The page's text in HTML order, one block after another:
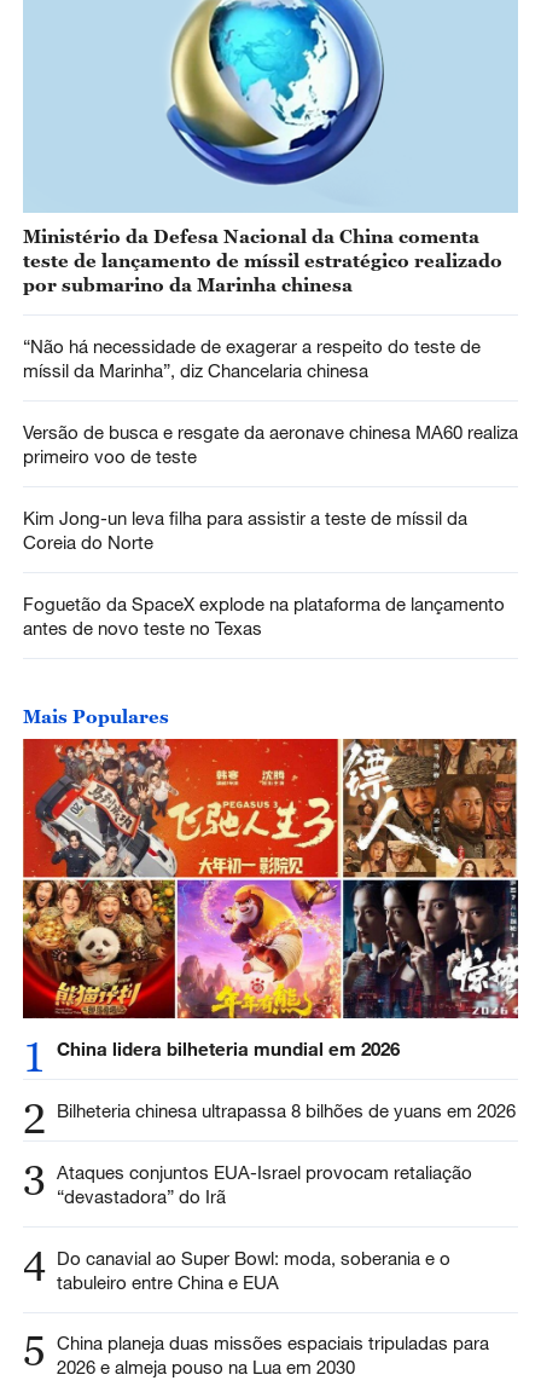
Ministério da Defesa Nacional da China comenta
teste de lançamento de míssil estratégico realizado
por submarino da Marinha chinesa
“Não há necessidade de exagerar a respeito do teste de
míssil da Marinha”, diz Chancelaria chinesa
Versão de busca e resgate da aeronave chinesa MA60 realiza
primeiro voo de teste
Kim Jong-un leva filha para assistir a teste de míssil da
Coreia do Norte
Foguetão da SpaceX explode na plataforma de lançamento
antes de novo teste no Texas
Mais Populares
1 China lidera bilheteria mundial em 2026
2 Bilheteria chinesa ultrapassa 8 bilhões de yuans em 2026
3 Ataques conjuntos EUA-Israel provocam retaliação
“devastadora” do Irã
4 Do canavial ao Super Bowl: moda, soberania e o
tabuleiro entre China e EUA
5
China planeja duas missões espaciais tripuladas para
2026 e almeja pouso na Lua em 2030